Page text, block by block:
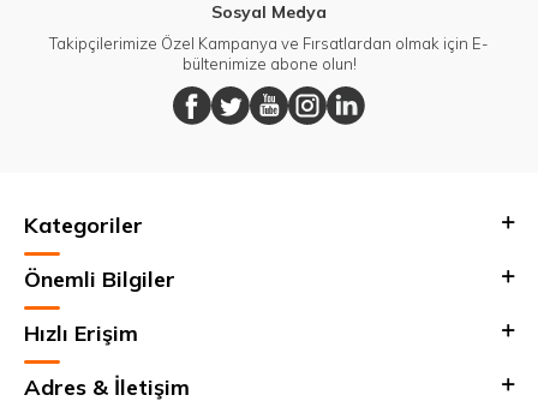
Sosyal Medya
Takipçilerimize Özel Kampanya ve Fırsatlardan olmak için E-
bültenimize abone olun!
Kategoriler
Önemli Bilgiler
Hızlı Erişim
Adres & İletişim